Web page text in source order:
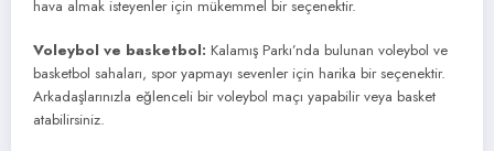
hava almak isteyenler için mükemmel bir seçenektir.
Voleybol ve basketbol: Kalamış Parkı’nda bulunan voleybol ve
basketbol sahaları, spor yapmayı sevenler için harika bir seçenektir.
Arkadaşlarınızla eğlenceli bir voleybol maçı yapabilir veya basket
atabilirsiniz.